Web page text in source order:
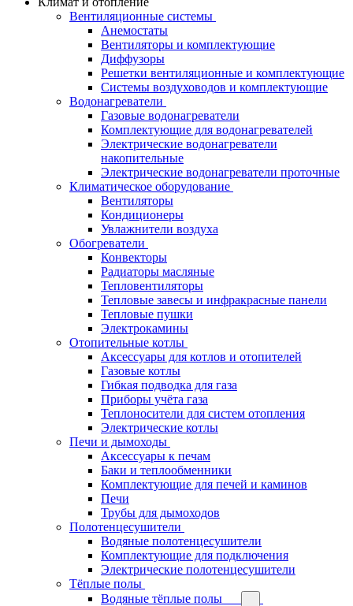
Вентиляционные системы
Анемостаты
Вентиляторы и комплектующие
Диффузоры
Решетки вентиляционные и комплектующие
Системы воздуховодов и комплектующие
Водонагреватели
Газовые водонагреватели
Комплектующие для водонагревателей
Электрические водонагреватели
накопительные
Электрические водонагреватели проточные
Климатическое оборудование
Вентиляторы
Кондиционеры
Увлажнители воздуха
Обогреватели
Конвекторы
Радиаторы масляные
Тепловентиляторы
Тепловые завесы и инфракрасные панели
Тепловые пушки
Электрокамины
Отопительные котлы
Аксессуары для котлов и отопителей
Газовые котлы
Гибкая подводка для газа
Приборы учёта газа
Теплоносители для систем отопления
Электрические котлы
Печи и дымоходы
Аксессуары к печам
Баки и теплообменники
Комплектующие для печей и каминов
Печи
Трубы для дымоходов
Полотенцесушители
Водяные полотенцесушители
Комплектующие для подключения
Электрические полотенцесушители
Тёплые полы
Водяные тёплые полы